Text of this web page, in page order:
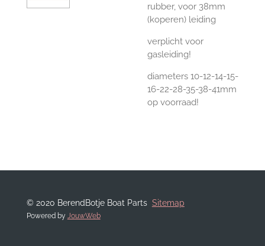
rubber, voor 38mm
(koperen) leiding
verplicht voor
gasleiding!
diameters 10-12-14-15-
16-22-28-35-38-41mm
op voorraad!
© 2020 BerendBotje Boat Parts Sitemap
Powered by JouwWeb